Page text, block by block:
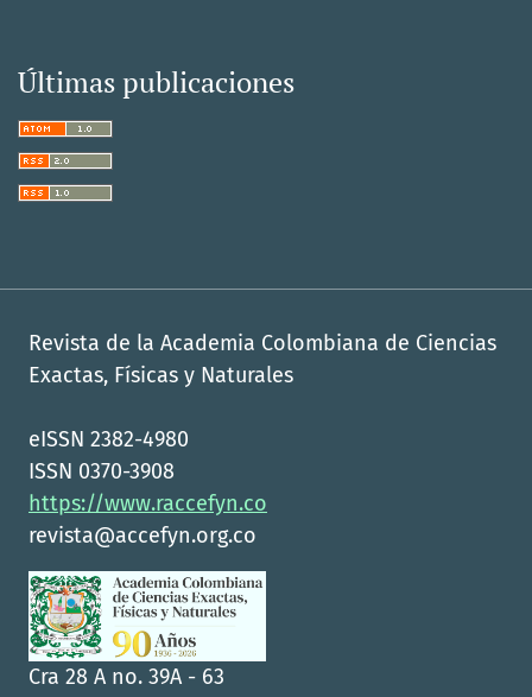
Últimas publicaciones
Revista de la Academia Colombiana de Ciencias
Exactas, Físicas y Naturales
eISSN 2382-4980
ISSN 0370-3908
https://www.raccefyn.co
revista@accefyn.org.co
Cra 28 A no. 39A - 63